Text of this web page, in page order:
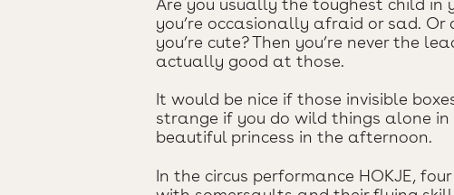
Are you usually the toughest child in
you’re occasionally afraid or sad.
you’re cute? Then you’re never the
actually good at those.
It would be nice if those invisible
strange if you do wild things alone
beautiful princess in the afternoon.
In the circus performance HOKJE,